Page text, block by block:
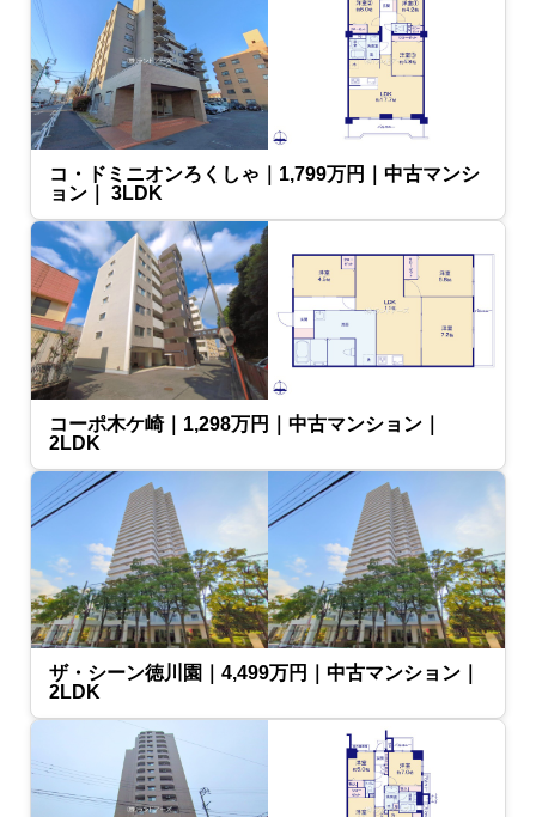
コ・ドミニオンろくしゃ｜1,799万円｜中古マンシ
ョン｜ 3LDK
コーポ木ケ崎｜1,298万円｜中古マンション｜
2LDK
ザ・シーン徳川園｜4,499万円｜中古マンション｜
2LDK